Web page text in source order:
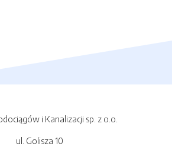
i Kanalizacji sp. z o.o.
ul. Golisza 10